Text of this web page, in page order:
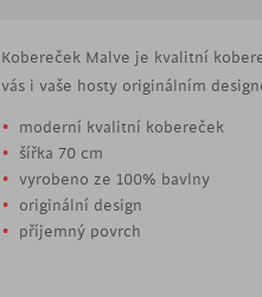
Kobereček Malve je kvalitní
vás i vaše hosty originálním
moderní kvalitní kobereček
šířka 70 cm
vyrobeno ze 100% bavlny
originální design
příjemný povrch